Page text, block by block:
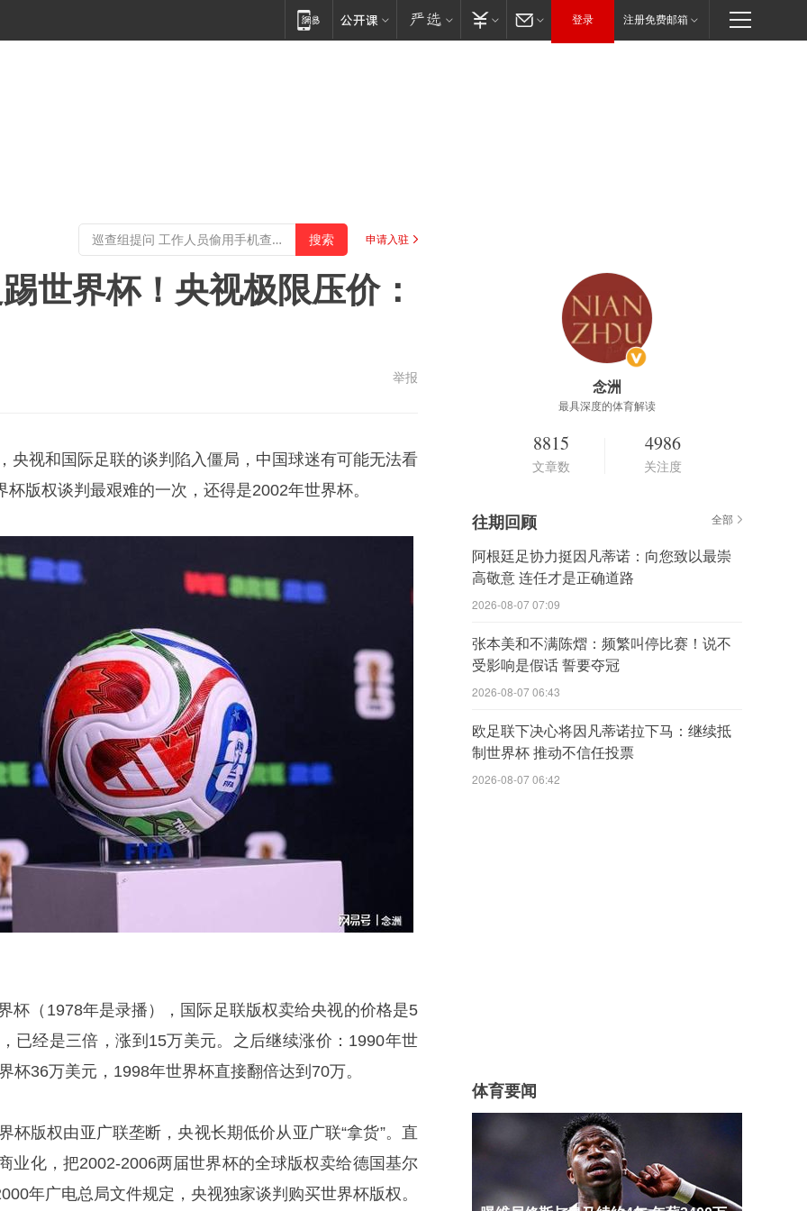
登录 注册免费邮箱
申请入驻
世界杯！央视极限压价：
举报
央视和国际足联的谈判陷入僵局，中国球迷有可能无法看
版权谈判最艰难的一次，还得是2002年世界杯。
杯（1978年是录播），国际足联版权卖给央视的价格是5
已经是三倍，涨到15万美元。之后继续涨价：1990年世
杯36万美元，1998年世界杯直接翻倍达到70万。
杯版权由亚广联垄断，央视长期低价从亚广联“拿货”。直
业化，把2002-2006两届世界杯的全球版权卖给德国基尔
年广电总局文件规定，央视独家谈判购买世界杯版权。
念洲
最具深度的体育解读
8815
文章数
4986
关注度
往期回顾 全部
阿根廷足协力挺因凡蒂诺：向您致以最崇
高敬意 连任才是正确道路
2026-08-07 07:09
张本美和不满陈熠：频繁叫停比赛！说不
受影响是假话 誓要夺冠
2026-08-07 06:43
欧足联下决心将因凡蒂诺拉下马：继续抵
制世界杯 推动不信任投票
2026-08-07 06:42
体育要闻